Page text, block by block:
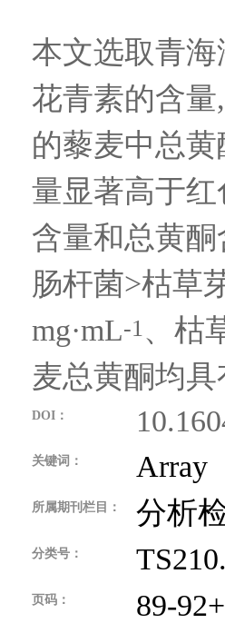
本文选取青
花青素的含
的藜麦中总
量显著高于红
含量和总黄
肠杆菌>枯草
mg·mL-1 、枯
麦总黄酮均
DOI：
关键词： Array
所属期刊栏目： 分析
分类号：
页码： 89-